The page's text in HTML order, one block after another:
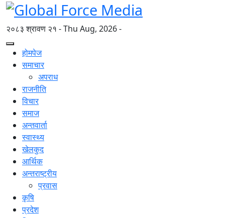
२०८३ श्रावण २१ - Thu Aug, 2026 -
होमपेज
समाचार
अपराध
राजनीति
विचार
समाज
अन्तवार्ता
स्वास्थ्य
खेलकुद
आर्थिक
अन्तराष्ट्रीय
प्रवास
कृषि
प्रदेश